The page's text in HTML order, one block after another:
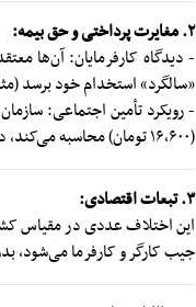
۲. مغایرت پرداختی و حق بیمه:
- دیدگاه کارفرمایان: آن‌ها
«سالگرد» استخدام خود برسد
(۱۶,۶۰۰ تومان) محاسبه می‌کند، در حالی که کارگر این مبلغ را در حقوق خود دریافت نمی‌کند.
۳. تبعات اقتصادی:
این اختلاف عددی در مقیاس
جیب کارگر و کارفرما می‌شود،